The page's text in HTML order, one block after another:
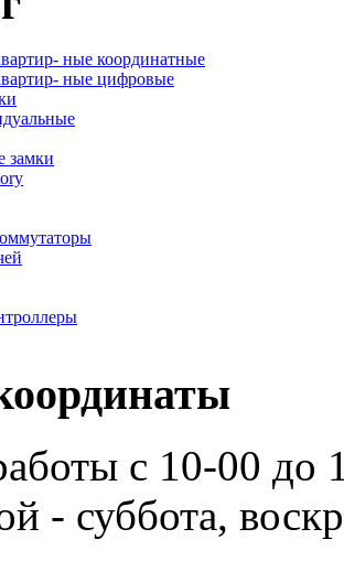
ные координатные
ные цифровые
замки
с 10-00 до
- суббота,